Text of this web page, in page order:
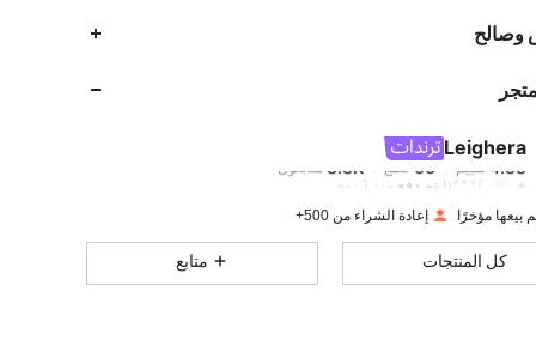
وصالح
Leighera
4.88
4.88 تقييم 66قطع
h***f تم دفع منذ 1 يوم
إعادة الشراء من 500+
كل المنتجات متابع